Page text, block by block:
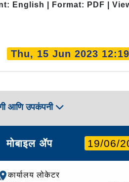
English | Format: PDF |
Thu, 15 Jun 2023
आणि उपकंपनी
मोबाइल ॲप 19/06/
कार्यालय लोकेटर